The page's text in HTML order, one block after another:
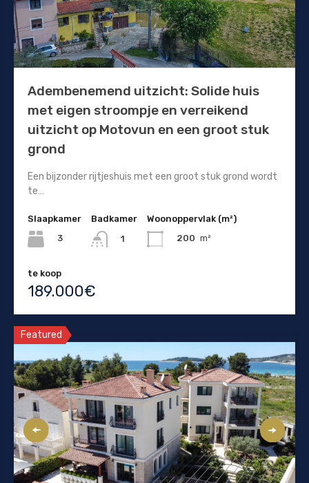
Adembenemend uitzicht: Solide huis
met eigen stroompje en verreikend
uitzicht op Motovun en een groot stuk
grond
Een bijzonder rijtjeshuis met een groot stuk grond wordt
te…
Slaapkamer
3
Badkamer
1
Woonoppervlak (m²)
200 m²
te koop
189.000€
Featured